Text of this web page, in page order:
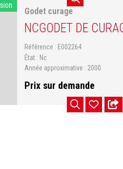
Godet curage
NCGODET DE
Référence
E002264
État
Nc
Année approximative
2000
Prix sur demande